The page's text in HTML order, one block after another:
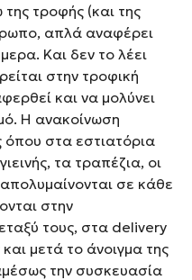
τροφής (και της
απλά αναφέρει
Και δεν το λέει
στην τροφική
και να μολύνει
Η ανακοίνωση
στα εστιατόρια
τα τραπέζια, οι
σε κάθε
στην
τους, στα delivery
μετά το άνοιγμα της
την συσκευασία